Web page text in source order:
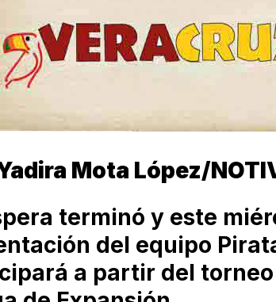
Mota López/
terminó y este
del equipo
a partir del